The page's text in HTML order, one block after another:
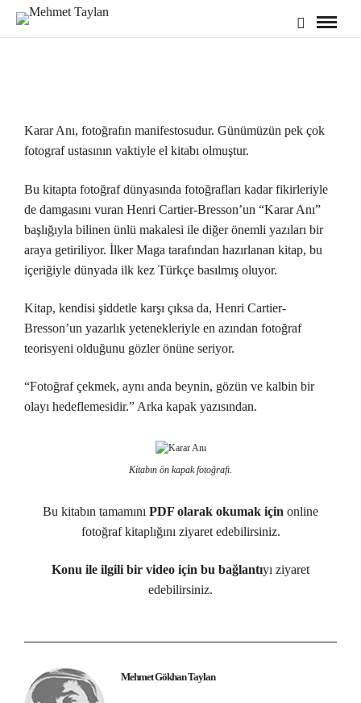
Karar Anı, fotoğrafın manifestosudur. Günümüzün pek çok
fotograf ustasının vaktiyle el kitabı olmuştur.
Bu kitapta fotoğraf dünyasında fotoğrafları kadar fikirleriyle
de damgasını vuran Henri Cartier-Bresson’un “Karar Anı”
başlığıyla bilinen ünlü makalesi ile diğer önemli yazıları bir
araya getiriliyor. İlker Maga tarafından hazırlanan kitap, bu
içeriğiyle dünyada ilk kez Türkçe basılmış oluyor.
Kitap, kendisi şiddetle karşı çıksa da, Henri Cartier-
Bresson’un yazarlık yetenekleriyle en azından fotoğraf
teorisyeni olduğunu gözler önüne seriyor.
“Fotoğraf çekmek, aynı anda beynin, gözün ve kalbin bir
olayı hedeflemesidir.” Arka kapak yazısından.
Kitabın ön kapak fotoğrafı.
Bu kitabın tamamını PDF olarak okumak için online
fotoğraf kitaplığını ziyaret edebilirsiniz.
Konu ile ilgili bir video için bu bağlantıyı ziyaret
edebilirsiniz.
Mehmet Gökhan Taylan